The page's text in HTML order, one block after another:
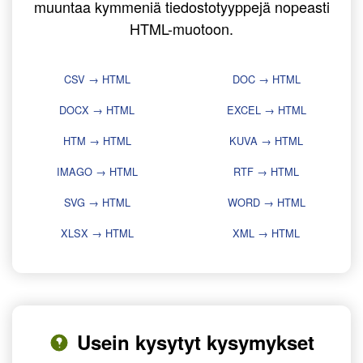
muuntaa kymmeniä tiedostotyyppejä nopeasti
HTML-muotoon.
CSV → HTML
DOC → HTML
DOCX → HTML
EXCEL → HTML
HTM → HTML
KUVA → HTML
IMAGO → HTML
RTF → HTML
SVG → HTML
WORD → HTML
XLSX → HTML
XML → HTML
Usein kysytyt kysymykset